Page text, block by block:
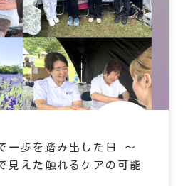
一歩を踏み出した日 ～
見えた触れるケアの可能